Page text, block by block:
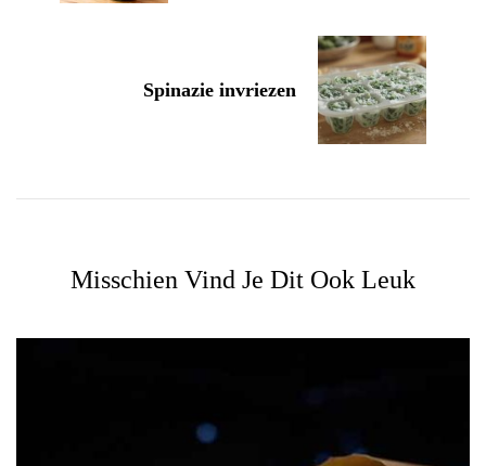
Spinazie invriezen
Misschien Vind Je Dit Ook Leuk